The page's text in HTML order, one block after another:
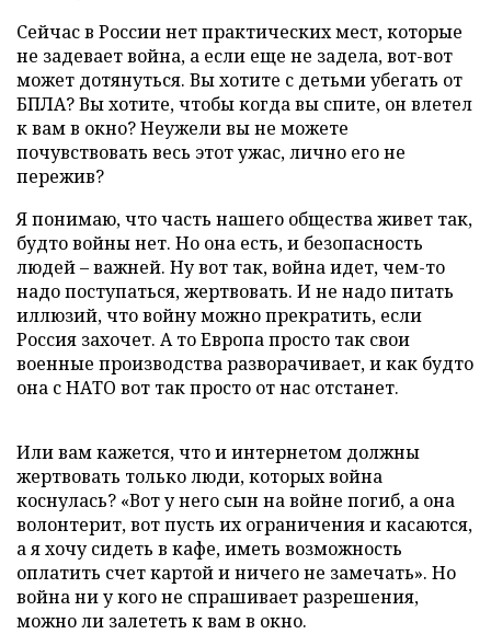
Сейчас в России нет практических мест, которые
не задевает война, а если еще не задела, вот-вот
может дотянуться. Вы хотите с детьми убегать от
БПЛА? Вы хотите, чтобы когда вы спите, он влетел
к вам в окно? Неужели вы не можете
почувствовать весь этот ужас, лично его не
пережив?
Я понимаю, что часть нашего общества живет так,
будто войны нет. Но она есть, и безопасность
людей – важней. Ну вот так, война идет, чем-то
надо поступаться, жертвовать. И не надо питать
иллюзий, что войну можно прекратить, если
Россия захочет. А то Европа просто так свои
военные производства разворачивает, и как будто
она с НАТО вот так просто от нас отстанет.
Или вам кажется, что и интернетом должны
жертвовать только люди, которых война
коснулась? «Вот у него сын на войне погиб, а она
волонтерит, вот пусть их ограничения и касаются,
а я хочу сидеть в кафе, иметь возможность
оплатить счет картой и ничего не замечать». Но
война ни у кого не спрашивает разрешения,
можно ли залететь к вам в окно.